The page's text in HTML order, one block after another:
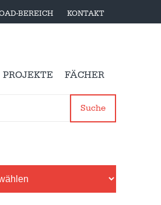
BEREICH KONTAKT
PROJEKTE FÄCHER
Suche